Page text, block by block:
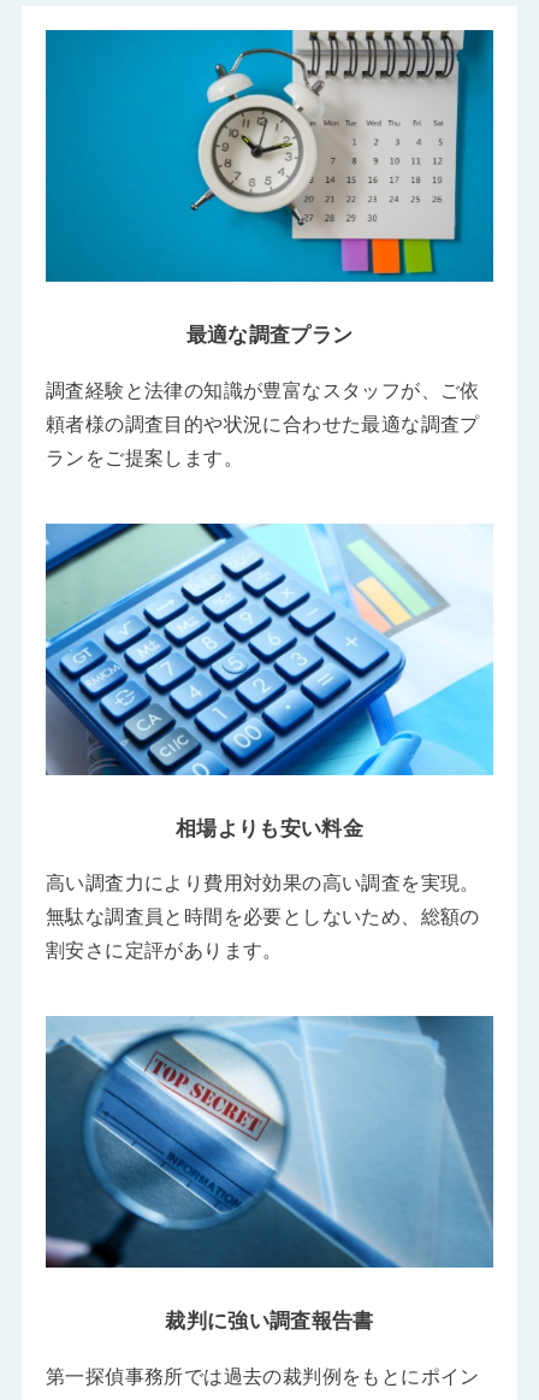
最適な調査プラン
調査経験と法律の知識が豊富なスタッフが、ご依
頼者様の調査目的や状況に合わせた最適な調査プ
ランをご提案します。
相場よりも安い料金
高い調査力により費用対効果の高い調査を実現。
無駄な調査員と時間を必要としないため、総額の
割安さに定評があります。
裁判に強い調査報告書
第一探偵事務所では過去の裁判例をもとにポイン